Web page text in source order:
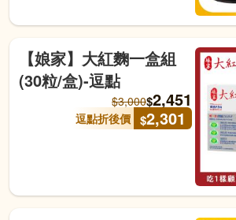
【娘家】大紅麴一盒組
(30粒/盒)-逗點
$3,000$2,451
逗點折後價 $2,301